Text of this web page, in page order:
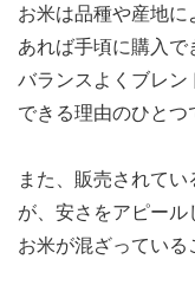
お米は品種や産地
あれば手頃に購入
バランスよくブレ
できる理由のひとつ
また、販売されて
が、安さをアピー
お米が混ざっている